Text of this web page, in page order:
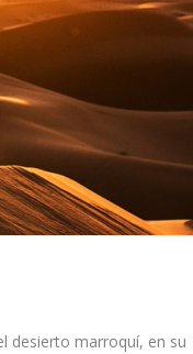
desierto marroquí, en su